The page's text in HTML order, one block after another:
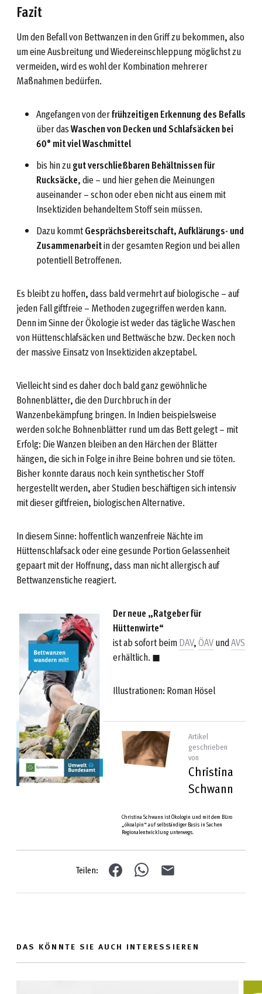
Fazit
Um den Befall von Bettwanzen in den Griff zu bekommen, also
um eine Ausbreitung und Wiedereinschleppung möglichst zu
vermeiden, wird es wohl der Kombination mehrerer
Maßnahmen bedürfen.
Angefangen von derfrühzeitigen Erkennung des Befalls
über dasWaschen von Decken und Schlafsäcken bei
60° mit viel Waschmittel
bis hin zugut verschließbaren Behältnissen für
Rucksäcke, die – und hier gehen die Meinungen
auseinander – schon oder eben nicht aus einem mit
Insektiziden behandeltem Stoff sein müssen.
Dazu kommtGesprächsbereitschaft, Aufklärungs- und
Zusammenarbeitin der gesamten Region und bei allen
potentiell Betroffenen.
Es bleibt zu hoffen, dass bald vermehrt auf biologische – auf
jeden Fall giftfreie – Methoden zugegriffen werden kann.
Denn im Sinne der Ökologie ist weder das tägliche Waschen
von Hüttenschlafsäcken und Bettwäsche bzw. Decken noch
der massive Einsatz von Insektiziden akzeptabel.
Vielleicht sind es daher doch bald ganz gewöhnliche
Bohnenblätter, die den Durchbruch in der
Wanzenbekämpfung bringen. In Indien beispielsweise
werden solche Bohnenblätter rund um das Bett gelegt – mit
Erfolg: Die Wanzen bleiben an den Härchen der Blätter
hängen, die sich in Folge in ihre Beine bohren und sie töten.
Bisher konnte daraus noch kein synthetischer Stoff
hergestellt werden, aber Studien beschäftigen sich intensiv
mit dieser giftfreien, biologischen Alternative.
In diesem Sinne: hoffentlich wanzenfreie Nächte im
Hüttenschlafsack oder eine gesunde Portion Gelassenheit
gepaart mit der Hoffnung, dass man nicht allergisch auf
Bettwanzenstiche reagiert.
Der neue „Ratgeber für
Hüttenwirte“
ist ab sofort beimDAV,ÖAVundAVS
erhältlich. ◼︎
Illustrationen: Roman Hösel
Artikel
geschrieben
von
Christina
Schwann
Christina Schwann ist Ökologin und mit dem Büro
„ökoalpin“ auf selbständiger Basis in Sachen
Regionalentwicklung unterwegs.
Teilen:
DAS KÖNNTE SIE AUCH INTERESSIEREN